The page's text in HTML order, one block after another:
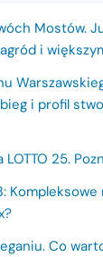
Mostów.
i
i profil
25.
Co